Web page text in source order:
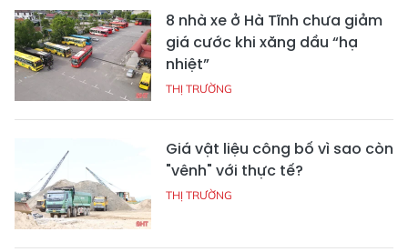
8 nhà xe ở Hà Tĩnh chưa giảm
giá cước khi xăng dầu “hạ
nhiệt”
THỊ TRƯỜNG
Giá vật liệu công bố vì sao còn
"vênh" với thực tế?
THỊ TRƯỜNG